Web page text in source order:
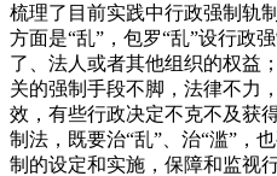
梳理了目前实践中行政强制轨
方面是“乱”，包罗“乱”设行政
了、法人或者其他组织的权益
关的强制手段不脚，法律不力
效，有些行政决定不克不及获
制法，既要治“乱”、治“滥”，
制的设定和实施，保障和监视